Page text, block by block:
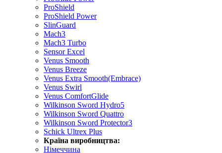
ProShield
ProShield Power
SlinGuard
Mach3
Mach3 Turbo
Sensor Excel
Venus Smooth
Venus Breeze
Venus Extra Smooth(Embrace)
Venus Swirl
Venus ComfortGlide
Wilkinson Sword Hydro5
Wilkinson Sword Quattro
Wilkinson Sword Protector3
Schick Ultrex Plus
Країна виробництва:
Німеччина